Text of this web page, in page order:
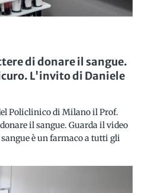
di donare il sangue.
L'invito di Daniele
Policlinico di Milano il Prof.
il sangue. Guarda il video
è un farmaco a tutti gli